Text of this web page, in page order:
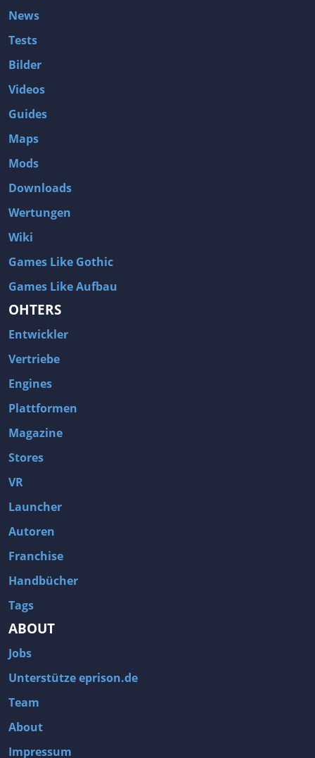
News
Tests
Bilder
Videos
Guides
Maps
Mods
Downloads
Wertungen
Wiki
Games Like Gothic
Games Like Aufbau
OHTERS
Entwickler
Vertriebe
Engines
Plattformen
Magazine
Stores
VR
Launcher
Autoren
Franchise
Handbücher
Tags
ABOUT
Jobs
Unterstütze eprison.de
Team
About
Impressum